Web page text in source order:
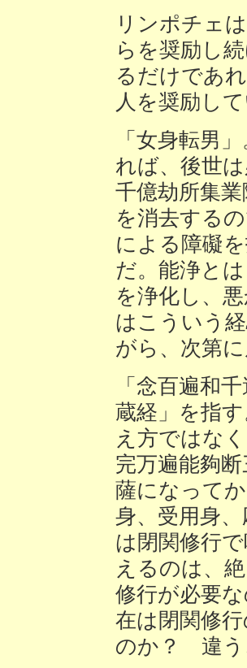
リンポチェ
らを奨励し
るだけであ
人を奨励し
「女身転男
れば、後世
千億劫所集
を消去する
による障礙
だ。能浄と
を浄化し、
はこういう
がら、次第
「念百遍和
蔵経」を指
え方ではな
完万遍能夠
薩になって
身、受用身
は閉関修行
えるのは、
修行が必要
在は閉関修
のか？ 違う